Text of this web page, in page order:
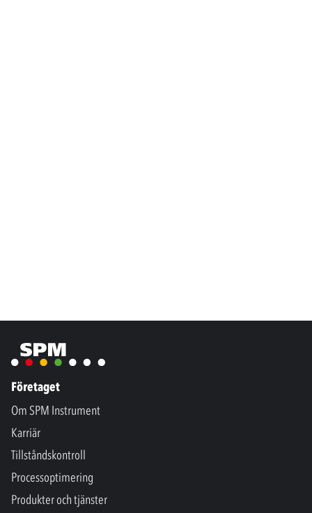
Företaget
Om SPM Instrument
Karriär
Tillståndskontroll
Processoptimering
Produkter och tjänster